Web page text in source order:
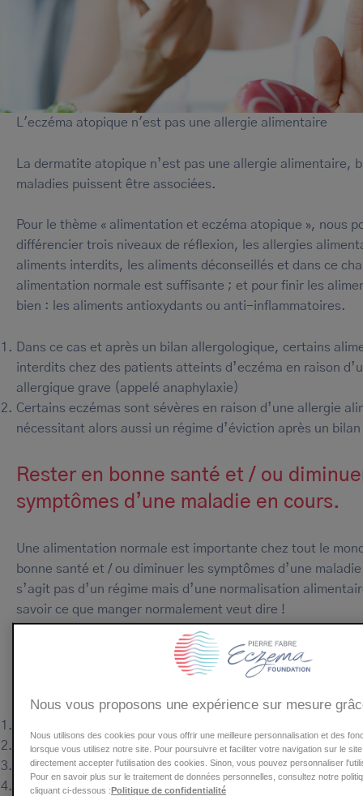
L'eczéma atopique n'est pas une allergie alimentaire
La dermatite atopique n’est pas une allergie alimentaire,
maladies puissent être associées.
Pour le thème « alimentation et eczéma atopique », nous
différencier trois niveaux de réflexion, les allergies
aliments interdits, les aliments déconseillés et dans ce
alimentation normale est suffisante ; et pour finir les
bien : les aliments antioxydants ou anti-inflammatoires.
Dans ce cas et après un bilan allergologique, certains
interdits chez des patients atteints d’eczéma en raison
allergique grave (appelé anaphylaxie)
Certains eczémas sont sévères en raison d’une allergie
nécessitant alors aussi un régime d’éviction après un
Rester en bonne santé et / ou
symptômes d’une maladie en cours.
Une alimentation normale est importante chez tout le
bonne santé et / ou diminuer les symptômes d’une
s’agit pas d’un régime mais d’une normalisation
savoir ce que manger normalement veut dire !
En cas d’eczéma, y'a-t-il des aliments à éviter
Diminuer sa consommation de sucres rapides
Diminuer sa consommation de graisse saturée
Diminuer sa consommation de pesticides et modificateurs
Nous vous proposons une expérience sur mesure
Nous utilisons des cookies pour vous offrir une meilleure personnalisation et des
lorsque vous utilisez notre site. Pour poursuivre et faciliter votre navigation sur le
directement accepter l'utilisation des cookies. Sinon, vous pouvez personnaliser
Pour en savoir plus sur le traitement de données personnelles, consultez notre
cliquant ci-dessous :Politique de confidentialité